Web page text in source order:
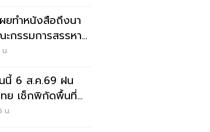
ยทำหนังสือถึงนา
กรรมการสรรหา
.
น.
นี้ 6 ส.ค.69 ฝน
ย เช็กพิกัดพื้นที่
น.